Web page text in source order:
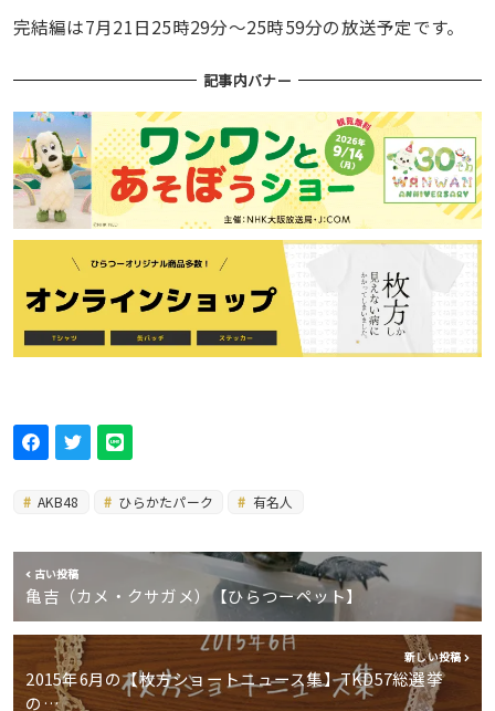
完結編は7月21日25時29分〜25時59分の放送予定です。
記事内バナー
AKB48 ひらかたパーク 有名人
古い投稿
亀吉（カメ・クサガメ）【ひらつーペット】
新しい投稿
2015年6月の【枚方ショートニュース集】TKD57総選挙
の…